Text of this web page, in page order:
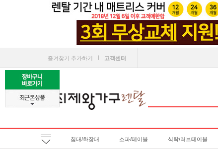
즐겨찾기 추가하기 ㅣ 고객센터
침대/화장대 소파/테이블 식탁/러브테이블